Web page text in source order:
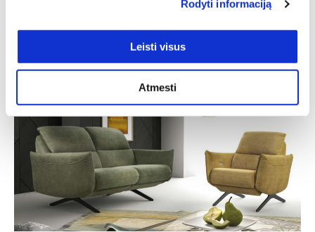
Rodyti informaciją
Leisti visus
Atmesti